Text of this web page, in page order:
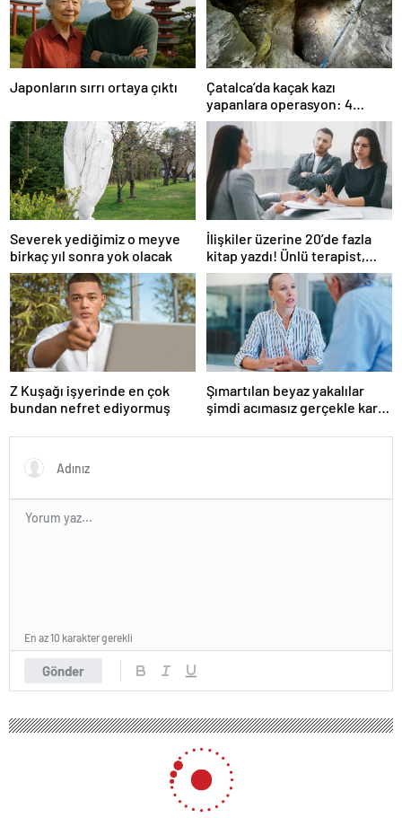
Japonların sırrı ortaya çıktı
Çatalca’da kaçak kazı
yapanlara operasyon: 4
gözaltı
Severek yediğimiz o meyve
birkaç yıl sonra yok olacak
İlişkiler üzerine 20’de fazla
kitap yazdı! Ünlü terapist,
boşanmaların gerçek
suçlularını açıklıyor
Z Kuşağı işyerinde en çok
bundan nefret ediyormuş
Şımartılan beyaz yakalılar
şimdi acımasız gerçekle karşı
Gönder
En az 10 karakter gerekli